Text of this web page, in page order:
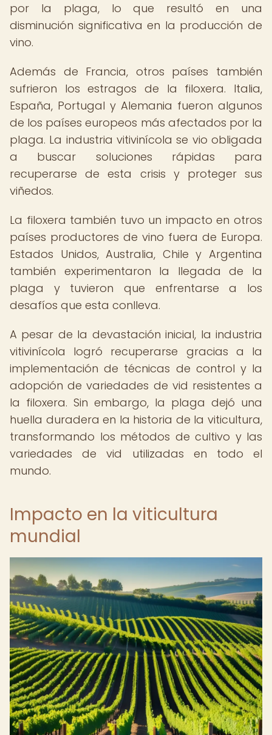
por la plaga, lo que resultó en una
disminución significativa en la producción de
vino.
Además de Francia, otros países también
sufrieron los estragos de la filoxera. Italia,
España, Portugal y Alemania fueron algunos
de los países europeos más afectados por la
plaga. La industria vitivinícola se vio obligada
a buscar soluciones rápidas para
recuperarse de esta crisis y proteger sus
viñedos.
La filoxera también tuvo un impacto en otros
países productores de vino fuera de Europa.
Estados Unidos, Australia, Chile y Argentina
también experimentaron la llegada de la
plaga y tuvieron que enfrentarse a los
desafíos que esta conlleva.
A pesar de la devastación inicial, la industria
vitivinícola logró recuperarse gracias a la
implementación de técnicas de control y la
adopción de variedades de vid resistentes a
la filoxera. Sin embargo, la plaga dejó una
huella duradera en la historia de la viticultura,
transformando los métodos de cultivo y las
variedades de vid utilizadas en todo el
mundo.
Impacto en la viticultura
mundial